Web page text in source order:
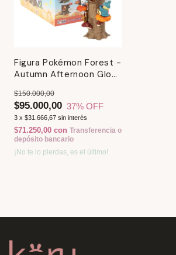
Figura Pokémon Forest -
Autumn Afternoon Glow
$95.000,00
$150.000,00
37% OFF
3 x $31.666,67 sin interés
$71.250,00 con Transferencia o
depósito bancario
¡No te lo pierdas, es el último!